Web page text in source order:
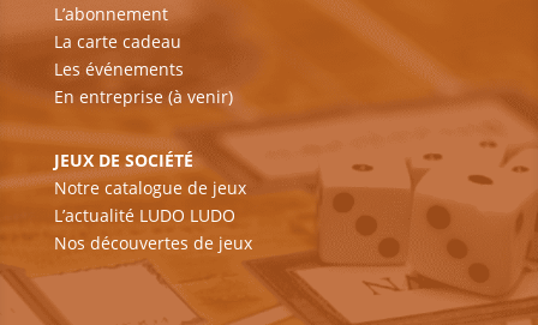
L’abonnement
La carte cadeau
Les événements
En entreprise (à venir)
JEUX DE SOCIÉTÉ
Notre catalogue de jeux
L’actualité LUDO LUDO
Nos découvertes de jeux